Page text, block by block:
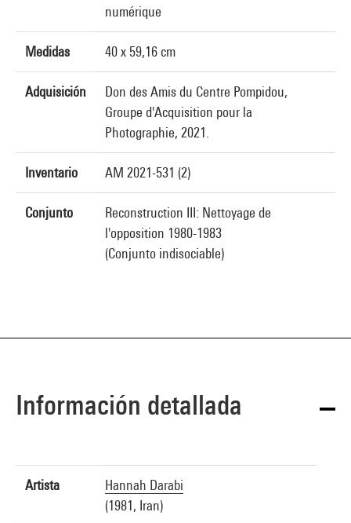
numérique
Medidas 40 x 59,16 cm
Adquisición
Don des Amis du Centre Pompidou,
Groupe d'Acquisition pour la
Photographie, 2021.
Inventario AM 2021-531 (2)
Conjunto
Reconstruction III: Nettoyage de
l'opposition 1980-1983
(Conjunto indisociable)
Información detallada
Artista
Hannah Darabi
(1981, Iran)